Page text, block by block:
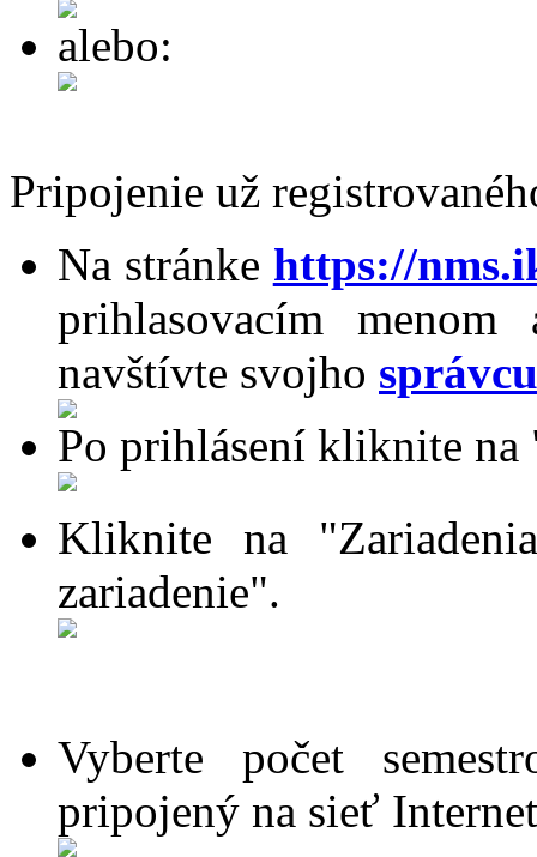
alebo:
Pripojenie už
Na stránke https://
prihlasovacím
navštívte svojho správcu
Po prihlásení kliknite na
Kliknite na
zariadenie".
Vyberte počet
pripojený na sieť